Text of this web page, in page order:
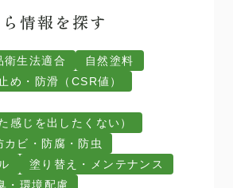
情報を探す
衛生法適合
自然塗料
め・防滑（CSR値）
感じを出したくない）
カビ・防腐・防虫
塗り替え・メンテナンス
・環境配慮